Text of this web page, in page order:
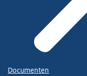
Documenten